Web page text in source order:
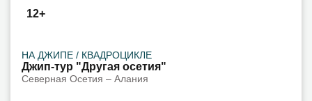
12+
НА ДЖИПЕ / КВАДРОЦИКЛЕ
Джип-тур "Другая осетия"
Северная Осетия – Алания